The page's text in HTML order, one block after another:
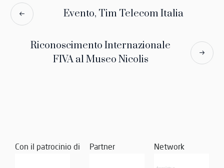
Evento, Tim Telecom Italia
Riconoscimento Internazionale
FIVA al Museo Nicolis
Con il patrocinio di Partner Network